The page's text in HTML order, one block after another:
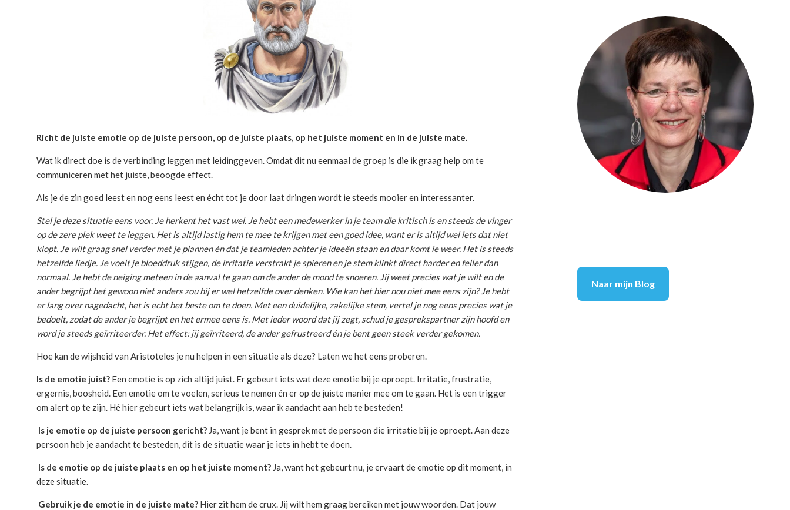
Richt de juiste emotie op de juiste persoon, op de juiste plaats, op het juiste moment en in de juiste mate.
Wat ik direct doe is de verbinding leggen met leidinggeven. Omdat dit nu eenmaal de groep is die ik graag help om te
communiceren met het juiste, beoogde effect.
Als je de zin goed leest en nog eens leest en écht tot je door laat dringen wordt ie steeds mooier en interessanter.
Stel je deze situatie eens voor. Je herkent het vast wel. Je hebt een medewerker in je team die kritisch is en steeds de vinger
op de zere plek weet te leggen. Het is altijd lastig hem te mee te krijgen met een goed idee, want er is altijd wel iets dat niet
klopt. Je wilt graag snel verder met je plannen én dat je teamleden achter je ideeën staan en daar komt ie weer. Het is steeds
hetzelfde liedje. Je voelt je bloeddruk stijgen, de irritatie verstrakt je spieren en je stem klinkt direct harder en feller dan
normaal. Je hebt de neiging meteen in de aanval te gaan om de ander de mond te snoeren. Jij weet precies wat je wilt en de
ander begrijpt het gewoon niet anders zou hij er wel hetzelfde over denken. Wie kan het hier nou niet mee eens zijn? Je hebt
er lang over nagedacht, het is echt het beste om te doen. Met een duidelijke, zakelijke stem, vertel je nog eens precies wat je
bedoelt, zodat de ander je begrijpt en het ermee eens is. Met ieder woord dat jij zegt, schud je gesprekspartner zijn hoofd en
word je steeds geïrriteerder. Het effect: jij geïrriteerd, de ander gefrustreerd én je bent geen steek verder gekomen.
Hoe kan de wijsheid van Aristoteles je nu helpen in een situatie als deze? Laten we het eens proberen.
Is de emotie juist? Een emotie is op zich altijd juist. Er gebeurt iets wat deze emotie bij je oproept. Irritatie, frustratie,
ergernis, boosheid. Een emotie om te voelen, serieus te nemen én er op de juiste manier mee om te gaan. Het is een trigger
om alert op te zijn. Hé hier gebeurt iets wat belangrijk is, waar ik aandacht aan heb te besteden!
Is je emotie op de juiste persoon gericht? Ja, want je bent in gesprek met de persoon die irritatie bij je oproept. Aan deze
persoon heb je aandacht te besteden, dit is de situatie waar je iets in hebt te doen.
Is de emotie op de juiste plaats en op het juiste moment? Ja, want het gebeurt nu, je ervaart de emotie op dit moment, in
deze situatie.
Gebruik je de emotie in de juiste mate? Hier zit hem de crux. Jij wilt hem graag bereiken met jouw woorden. Dat jouw
Naar mijn Blog